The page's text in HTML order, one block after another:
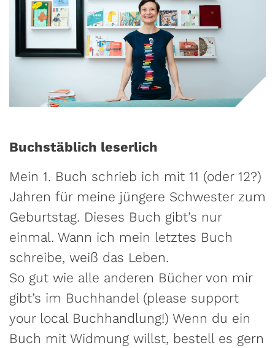
Buchstäblich leserlich
Mein 1. Buch schrieb ich mit 11 (oder 12?)
Jahren für meine jüngere Schwester zum
Geburtstag. Dieses Buch gibt’s nur
einmal. Wann ich mein letztes Buch
schreibe, weiß das Leben.
So gut wie alle anderen Bücher von mir
gibt’s im Buchhandel (please support
your local Buchhandlung!) Wenn du ein
Buch mit Widmung willst, bestell es gern